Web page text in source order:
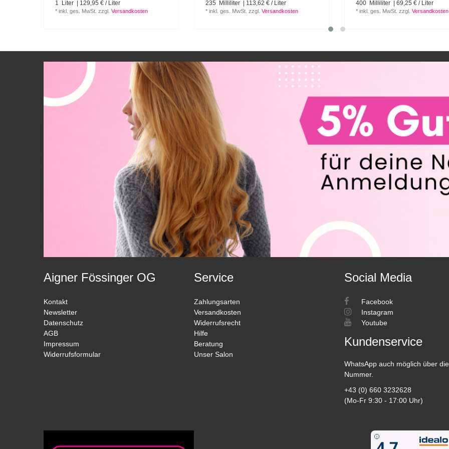
1 Liter | 129,95 € / Liter
*inkl. ges. MwSt. zzgl.Versandkosten
235 Milliliter | 113,62 € / Liter
*inkl. ges. MwSt. zzgl.Versandkosten
400 Milliliter | 69,25 € / Liter
*inkl. ges. MwSt. zzgl.Versandkosten
Aigner Fössinger OG
Kontakt
Newsletter
Datenschutz
AGB
Impressum
Widerrufsformular
Service
Zahlungsarten
Versandkosten
Widerrufsrecht
Hilfe
Beratung
Unser Salon
Social Media
Facebook
Instagram
Youtube
Kundenservice
WhatsApp auch möglich über
Nummer.
+43 (0) 660 3232628
(Mo-Fr 9:30 - 17:00 Uhr)